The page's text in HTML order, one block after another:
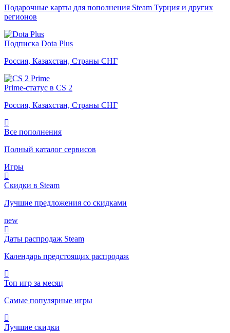
Подарочные карты для пополнения Steam Турция и других
регионов
Подписка Dota Plus
Россия, Казахстан, Страны СНГ
Prime-статус в CS 2
Россия, Казахстан, Страны СНГ
Все пополнения
Полный каталог сервисов
Игры
Скидки в Steam
Лучшие предложения со скидками
new
Даты распродаж Steam
Календарь предстоящих распродаж
Топ игр за месяц
Самые популярные игры
Лучшие скидки